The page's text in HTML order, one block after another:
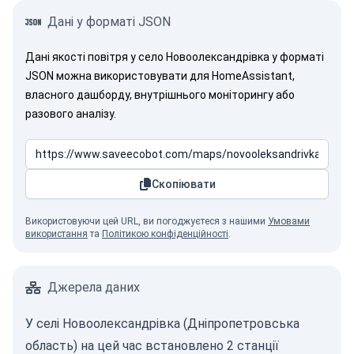
Дані у форматі JSON
Дані якості повітря у село Новоолександрівка у форматі
JSON можна використовувати для HomeAssistant,
власного дашборду, внутрішнього моніторингу або
разового аналізу.
Скопіювати
Використовуючи цей URL, ви погоджуєтеся з нашими Умовами
використання та Політикою конфіденційності.
Джерела даних
У селі Новоолександрівка (Дніпропетровська
область) на цей час встановлено 2 станції